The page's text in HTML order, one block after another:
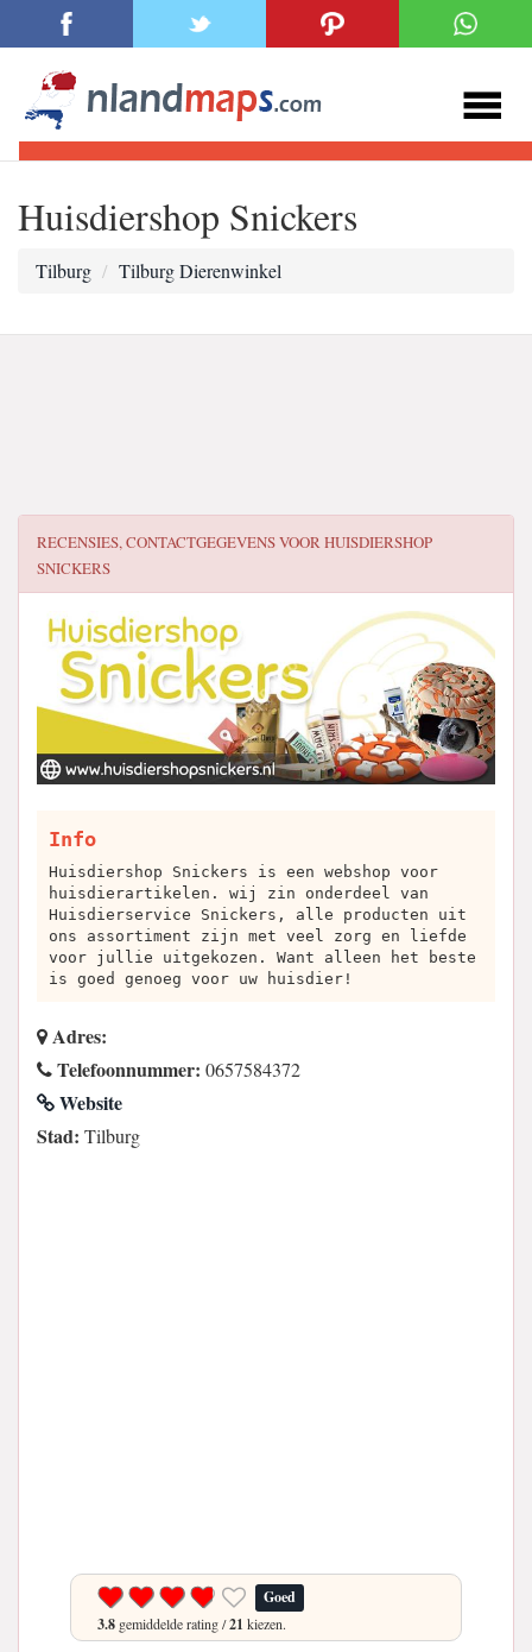
Huisdiershop Snickers
Tilburg Tilburg Dierenwinkel
RECENSIES, CONTACTGEGEVENS VOORHUISDIERSHOP
SNICKERS
Info
Huisdiershop Snickers is een webshop voor
huisdierartikelen. wij zin onderdeel van
Huisdierservice Snickers, alle producten uit
ons assortiment zijn met veel zorg en liefde
voor jullie uitgekozen. Want alleen het beste
is goed genoeg voor uw huisdier!
Adres:
Telefoonnummer: 0657584372
Website
Stad: Tilburg
Goed
3.8 gemiddelde rating /21 kiezen.